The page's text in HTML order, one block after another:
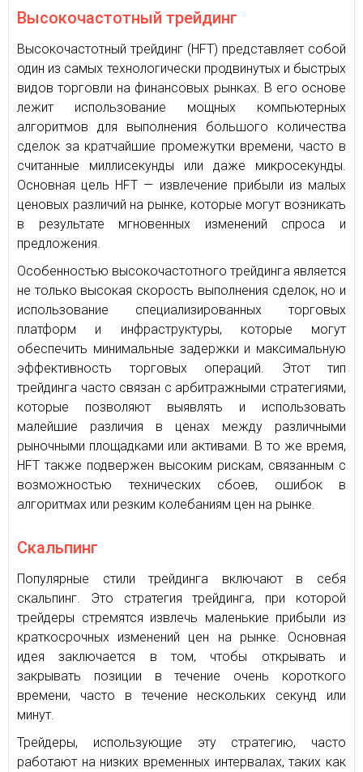
Высокочастотный трейдинг
Высокочастотный трейдинг (HFT) представляет собой
один из самых технологически продвинутых и быстрых
видов торговли на финансовых рынках. В его основе
лежит использование мощных компьютерных
алгоритмов для выполнения большого количества
сделок за кратчайшие промежутки времени, часто в
считанные миллисекунды или даже микросекунды.
Основная цель HFT — извлечение прибыли из малых
ценовых различий на рынке, которые могут возникать
в результате мгновенных изменений спроса и
предложения.
Особенностью высокочастотного трейдинга является
не только высокая скорость выполнения сделок, но и
использование специализированных торговых
платформ и инфраструктуры, которые могут
обеспечить минимальные задержки и максимальную
эффективность торговых операций. Этот тип
трейдинга часто связан с арбитражными стратегиями,
которые позволяют выявлять и использовать
малейшие различия в ценах между различными
рыночными площадками или активами. В то же время,
HFT также подвержен высоким рискам, связанным с
возможностью технических сбоев, ошибок в
алгоритмах или резким колебаниям цен на рынке.
Скальпинг
Популярные стили трейдинга включают в себя
скальпинг. Это стратегия трейдинга, при которой
трейдеры стремятся извлечь маленькие прибыли из
краткосрочных изменений цен на рынке. Основная
идея заключается в том, чтобы открывать и
закрывать позиции в течение очень короткого
времени, часто в течение нескольких секунд или
минут.
Трейдеры, использующие эту стратегию, часто
работают на низких временных интервалах, таких как